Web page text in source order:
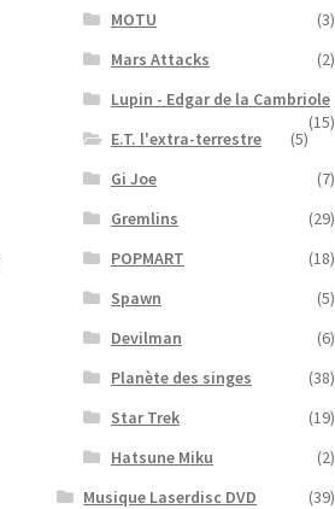
MOTU
(3)
Mars Attacks
(2)
Lupin - Edgar de la Cambriole
(15)
E.T. l'extra-terrestre
(5)
Gi Joe
(7)
Gremlins
(29)
POPMART
(18)
Spawn
(5)
Devilman
(6)
Planète des singes
(38)
Star Trek
(19)
Hatsune Miku
(2)
Musique Laserdisc DVD
(39)